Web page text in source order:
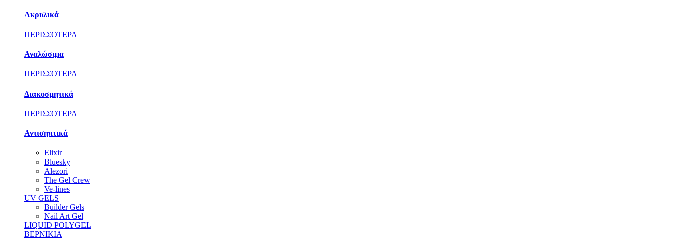
Ακρυλικά
ΠΕΡΙΣΣΟΤΕΡΑ
Αναλώσιμα
ΠΕΡΙΣΣΟΤΕΡΑ
Διακοσμητικά
ΠΕΡΙΣΣΟΤΕΡΑ
Αντισηπτικά
Elixir
Bluesky
Alezori
The Gel Crew
Ve-lines
UV GELS
Builder Gels
Nail Art Gel
LIQUID POLYGEL
ΒΕΡΝΙΚΙΑ